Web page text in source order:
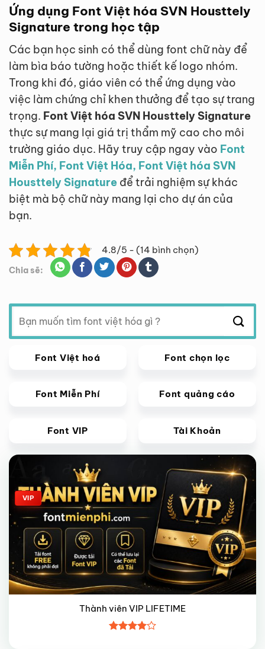
Ứng dụng Font Việt hóa SVN Housttely
Signature trong học tập
Các bạn học sinh có thể dùng font chữ này để
làm bìa báo tường hoặc thiết kế logo nhóm.
Trong khi đó, giáo viên có thể ứng dụng vào
việc làm chứng chỉ khen thưởng để tạo sự trang
trọng. Font Việt hóa SVN Housttely Signature
thực sự mang lại giá trị thẩm mỹ cao cho môi
trường giáo dục. Hãy truy cập ngay vào Font
Miễn Phí, Font Việt Hóa, Font Việt hóa SVN
Housttely Signature để trải nghiệm sự khác
biệt mà bộ chữ này mang lại cho dự án của
bạn.
4.8/5 - (14 bình chọn)
Chia sẽ:
Tìm
kiếm:
Font Việt hoá Font chọn lọc
Font Miễn Phí Font quảng cáo
Font VIP Tài Khoản
Giảm giá!
VIP
Thành viên VIP LIFETIME